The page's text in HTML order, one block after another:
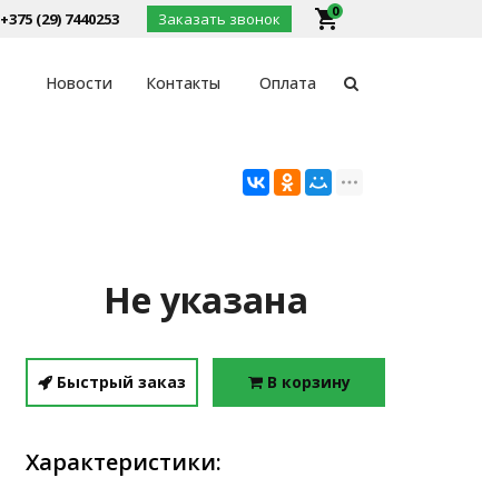
local_grocery_store
0
Заказать звонок
+375 (29) 7440253
Новости Контакты Оплата
Не указана
Быстрый заказ В корзину
Характеристики: